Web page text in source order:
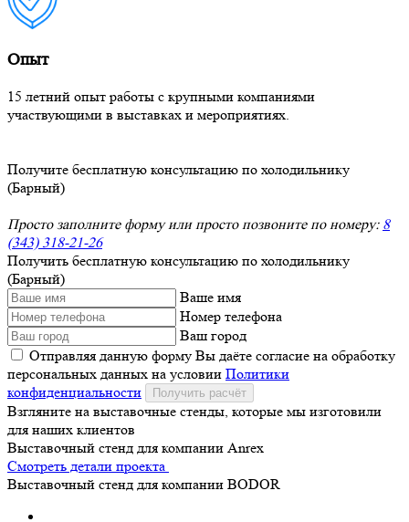
Опыт
15 летний опыт работы с крупными компаниями
участвующими в выставках и мероприятиях.
Получите бесплатную консультацию по холодильнику
(Барный)
Просто заполните форму или просто позвоните по номеру: 8
(343) 318-21-26
Получить бесплатную консультацию по холодильнику
(Барный)
Ваше имя
Номер телефона
Ваш город
Отправляя данную форму Вы даёте согласие на обработку
персональных данных на условии Политики
конфиденциальности
Получить расчёт
Взгляните на выставочные стенды, которые мы изготовили
для наших клиентов
Выставочный стенд для компании Anrex
Смотреть детали проекта
Выставочный стенд для компании BODOR